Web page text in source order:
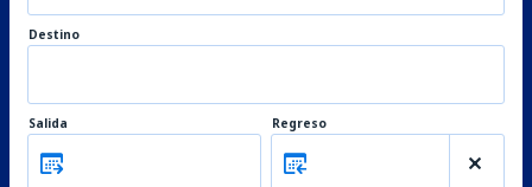
Destino
Salida Regreso